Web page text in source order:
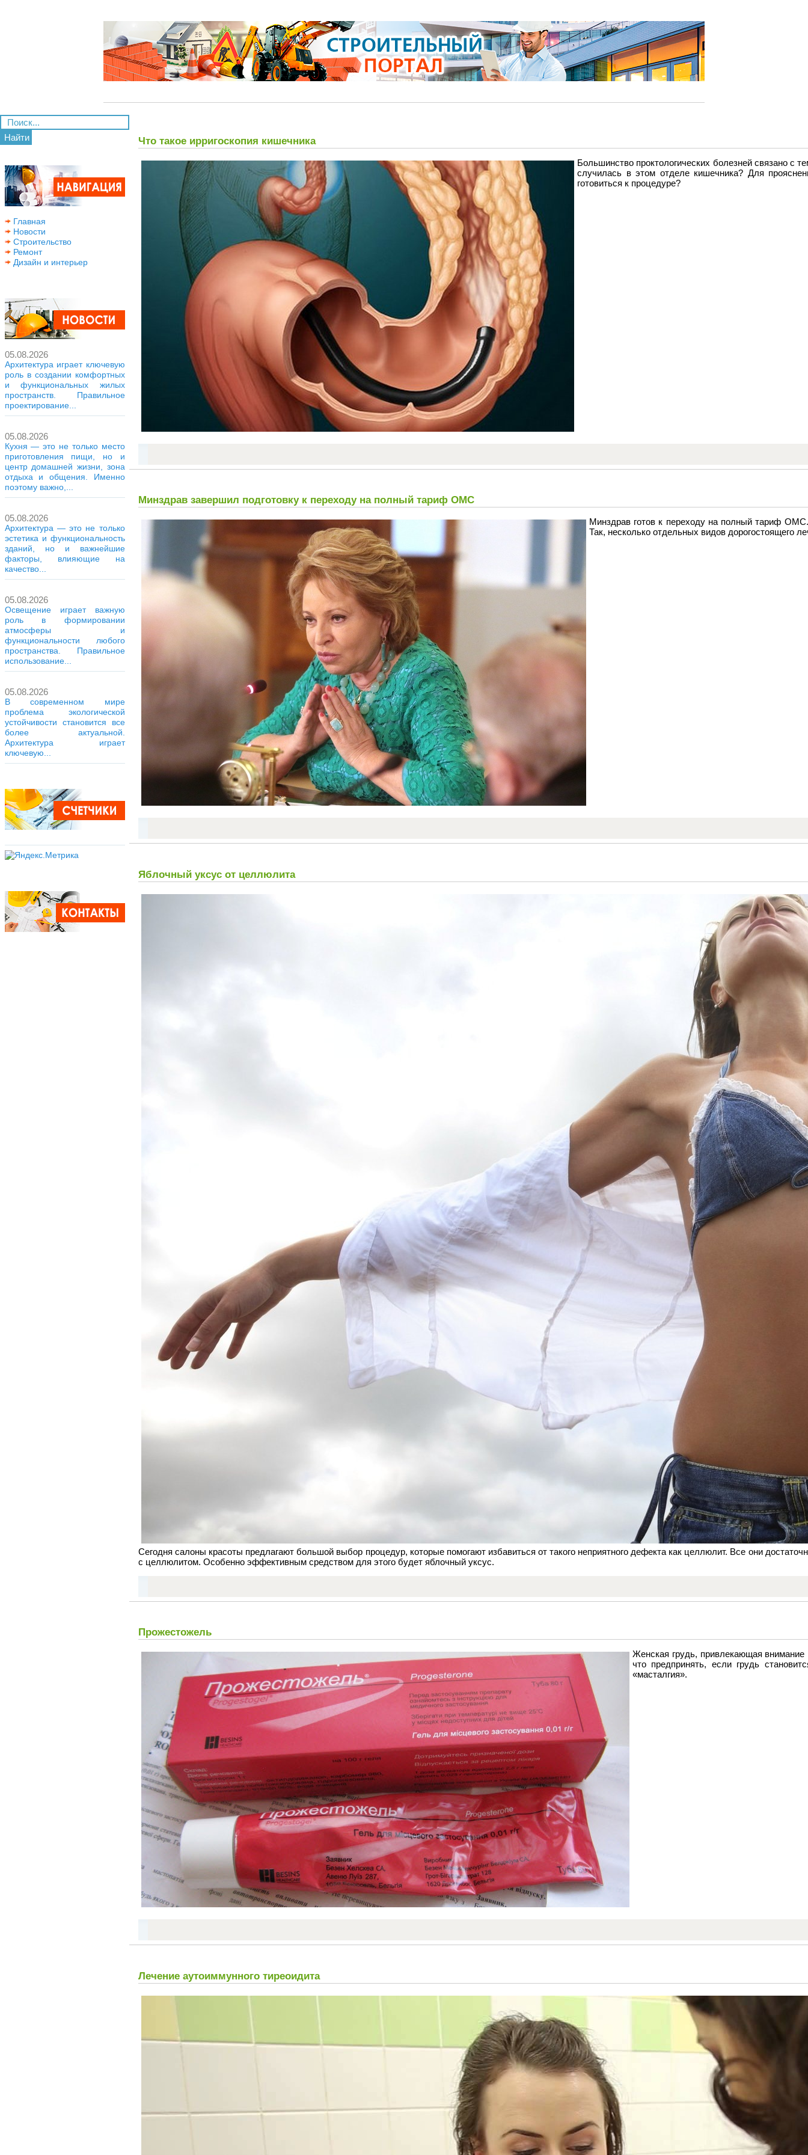
Найти
Главная
Новости
Строительство
Ремонт
Дизайн и интерьер
05.08.2026
Архитектура играет ключевую
роль в создании комфортных
и функциональных жилых
пространств. Правильное
проектирование...
05.08.2026
Кухня — это не только место
приготовления пищи, но и
центр домашней жизни, зона
отдыха и общения. Именно
поэтому важно,...
05.08.2026
Архитектура — это не только
эстетика и функциональность
зданий, но и важнейшие
факторы, влияющие на
качество...
05.08.2026
Освещение играет важную
роль в формировании
атмосферы и
функциональности любого
пространства. Правильное
использование...
05.08.2026
В современном мире
проблема экологической
устойчивости становится все
более актуальной.
Архитектура играет
ключевую...
Что такое ирригоскопия кишечника
Большинство проктологических болезней связано с
случилась в этом отделе кишечника? Для
готовиться к процедуре?
Минздрав завершил подготовку к переходу на полный тариф ОМС
Минздрав готов к переходу на полный тариф
Так, несколько отдельных видов дорогостоящего
Яблочный уксус от целлюлита
Сегодня салоны красоты предлагают большой выбор процедур, которые помогают избавиться от такого неприятного дефекта как целлюлит. Все они
с целлюлитом. Особенно эффективным средством для этого будет яблочный уксус.
Прожестожель
Женская грудь, привлекающая
что предпринять, если грудь
«масталгия».
Лечение аутоиммунного тиреоидита